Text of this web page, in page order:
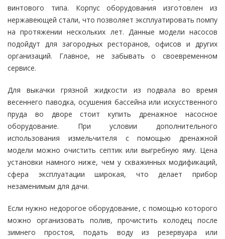
винтового типа. Корпус оборудования изготовлен из
нержавеющей стали, что позволяет эксплуатировать помпу
на протяжении нескольких лет. Данные модели насосов
подойдут для загородных ресторанов, офисов и других
организаций. Главное, не забывать о своевременном
сервисе.
Для выкачки грязной жидкости из подвала во время
весеннего паводка, осушения бассейна или искусственного
пруда во дворе стоит купить дренажное насосное
оборудование. При условии дополнительного
использования измельчителя с помощью дренажной
модели можно очистить септик или выгребную яму. Цена
установки намного ниже, чем у скважинных модификаций,
сфера эксплуатации широкая, что делает прибор
незаменимым для дачи.
Если нужно недорогое оборудование, с помощью которого
можно организовать полив, прочистить колодец после
зимнего простоя, подать воду из резервуара или